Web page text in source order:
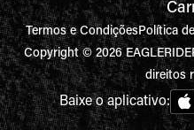
Termos e CondiçõesPolítica
Copyright © 2026
direitos
Baixe o aplicativo: